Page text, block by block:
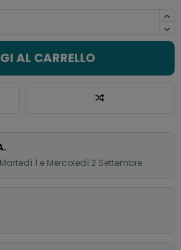
AL CARRELLO
1 e Mercoledì 2 Settembre